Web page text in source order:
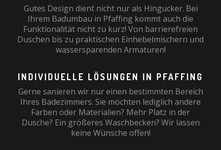
Gutes Design dient nicht nur als Hingucker. Bei
Ihrem Badumbau in Pfaffing kommt auch die
Funktionalität nicht zu kurz! Von barrierefreien
Duschen bis zu praktischen Einhebelmischern und
wassersparenden Armaturen!
INDIVIDUELLE LÖSUNGEN IN PFAFFING
Gerne sanieren wir nur einen bestimmten Bereich
Ihres Badezimmers. Sie möchten lediglich andere
Farben oder Materialien? Mehr Platz in der
Dusche? Ein größeres Waschbecken? Wir lassen
keine Wünsche offen!